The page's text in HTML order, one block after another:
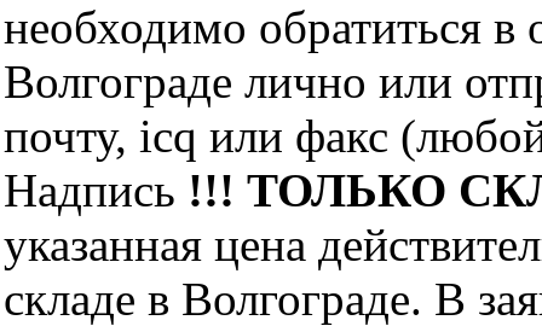
необходимо
Волгограде лично или
почту, icq или факс
Надпись !!! ТОЛЬКО
указанная цена
складе в Волгограде. В